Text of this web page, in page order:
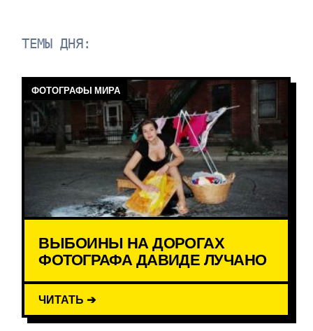
ТЕМЫ ДНЯ:
ФОТОГРАФЫ МИРА
ВЫБОИНЫ НА ДОРОГАХ
ФОТОГРАФА ДАВИДЕ ЛУЧАНО
ЧИТАТЬ ➔